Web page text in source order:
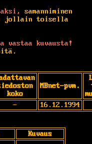
samanniminen
jollain toisella
vastaa kuvausta!
koko
MBnet-pvm.
- 16.12.1994
Kuvaus